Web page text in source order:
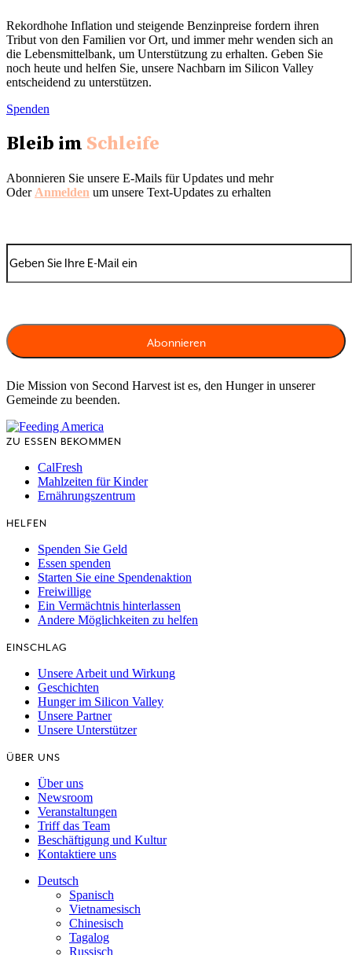
Rekordhohe Inflation und steigende Benzinpreise fordern ihren
Tribut von den Familien vor Ort, und immer mehr wenden sich an
die Lebensmittelbank, um Unterstützung zu erhalten. Geben Sie
noch heute und helfen Sie, unsere Nachbarn im Silicon Valley
entscheidend zu unterstützen.
Spenden
Bleib im Schleife
Abonnieren Sie unsere E-Mails für Updates und mehr
Oder Anmelden um unsere Text-Updates zu erhalten
Die Mission von Second Harvest ist es, den Hunger in unserer
Gemeinde zu beenden.
ZU ESSEN BEKOMMEN
CalFresh
Mahlzeiten für Kinder
Ernährungszentrum
HELFEN
Spenden Sie Geld
Essen spenden
Starten Sie eine Spendenaktion
Freiwillige
Ein Vermächtnis hinterlassen
Andere Möglichkeiten zu helfen
EINSCHLAG
Unsere Arbeit und Wirkung
Geschichten
Hunger im Silicon Valley
Unsere Partner
Unsere Unterstützer
ÜBER UNS
Über uns
Newsroom
Veranstaltungen
Triff das Team
Beschäftigung und Kultur
Kontaktiere uns
Deutsch
Spanisch
Vietnamesisch
Chinesisch
Tagalog
Russisch